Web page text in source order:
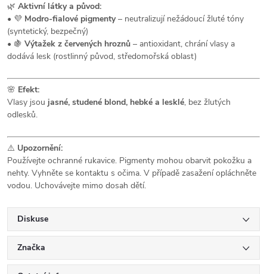
🌿 Aktivní látky a původ:
• 💜 Modro-fialové pigmenty– neutralizují nežádoucí žluté tóny
(syntetický, bezpečný)
• 🍇 Výtažek z červených hroznů – antioxidant, chrání vlasy a
dodává lesk (rostlinný původ, středomořská oblast)
🌸 Efekt:
Vlasy jsou jasné, studené blond, hebké a lesklé, bez žlutých
odlesků.
⚠️ Upozornění:
Používejte ochranné rukavice. Pigmenty mohou obarvit pokožku a
nehty. Vyhněte se kontaktu s očima. V případě zasažení opláchněte
vodou. Uchovávejte mimo dosah dětí.
Diskuse
Značka